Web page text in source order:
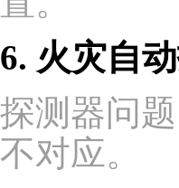
6. 火灾自
探测器问
不对应。